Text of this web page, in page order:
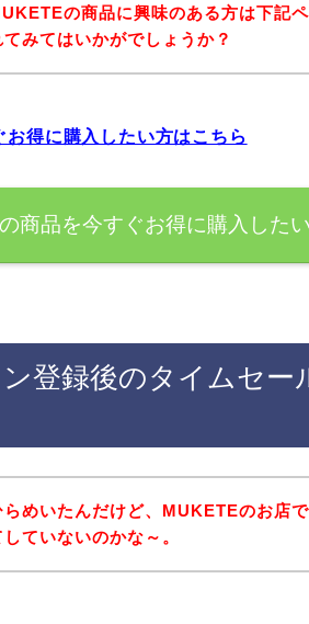
の商品に興味のある方は下記
みてはいかがでしょうか？
得に購入したい方はこちら
商品を今すぐお得に購入した
登録後のタイムセー
らめいたんだけど、MUKETEのお店
ていないのかな～。